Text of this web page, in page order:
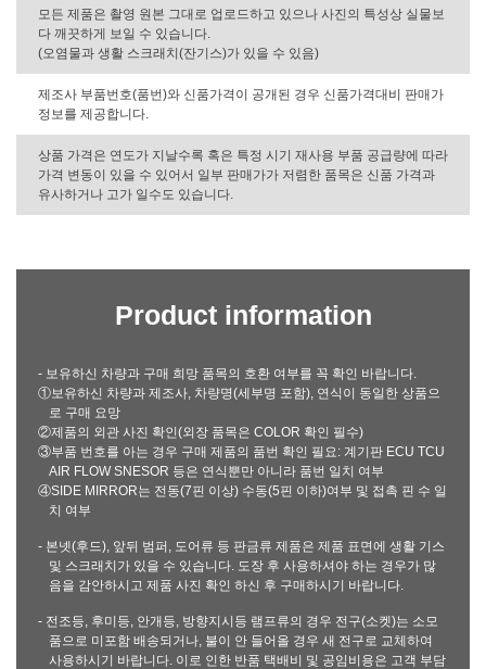
모든 제품은 촬영 원본 그대로 업로드하고 있으나 사진의 특성상 실물보
다 깨끗하게 보일 수 있습니다.
(오염물과 생활 스크래치(잔기스)가 있을 수 있음)
제조사 부품번호(품번)와 신품가격이 공개된 경우 신품가격대비 판매가
정보를 제공합니다.
상품 가격은 연도가 지날수록 혹은 특정 시기 재사용 부품 공급량에 따라
가격 변동이 있을 수 있어서 일부 판매가가 저렴한 품목은 신품 가격과
유사하거나 고가 일수도 있습니다.
Product information
- 보유하신 차량과 구매 희망 품목의 호환 여부를 꼭 확인 바랍니다.
①보유하신 차량과 제조사, 차량명(세부명 포함), 연식이 동일한 상품으
로 구매 요망
②제품의 외관 사진 확인(외장 품목은 COLOR 확인 필수)
③부품 번호를 아는 경우 구매 제품의 품번 확인 필요: 계기판 ECU TCU
AIR FLOW SNESOR 등은 연식뿐만 아니라 품번 일치 여부
④SIDE MIRROR는 전동(7핀 이상) 수동(5핀 이하)여부 및 접촉 핀 수 일
치 여부
- 본넷(후드), 앞뒤 범퍼, 도어류 등 판금류 제품은 제품 표면에 생활 기스
및 스크래치가 있을 수 있습니다. 도장 후 사용하셔야 하는 경우가 많
음을 감안하시고 제품 사진 확인 하신 후 구매하시기 바랍니다.
- 전조등, 후미등, 안개등, 방향지시등 램프류의 경우 전구(소켓)는 소모
품으로 미포함 배송되거나, 불이 안 들어올 경우 새 전구로 교체하여
사용하시기 바랍니다. 이로 인한 반품 택배비 및 공임비용은 고객 부담